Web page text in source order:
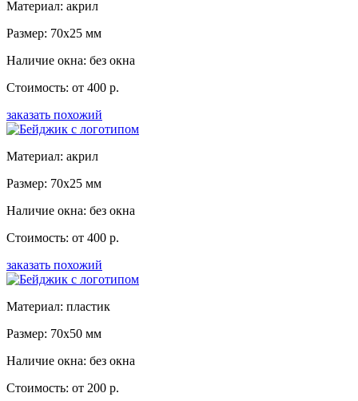
Материал: акрил
Размер: 70x25 мм
Наличие окна: без окна
Стоимость: от 400 р.
заказать похожий
Материал: акрил
Размер: 70x25 мм
Наличие окна: без окна
Стоимость: от 400 р.
заказать похожий
Материал: пластик
Размер: 70x50 мм
Наличие окна: без окна
Стоимость: от 200 р.